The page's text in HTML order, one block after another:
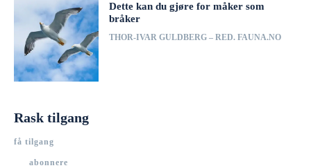
Dette kan du gjøre for måker som
bråker
THOR-IVAR GULDBERG – RED. FAUNA.NO
Rask tilgang
få tilgang
abonnere